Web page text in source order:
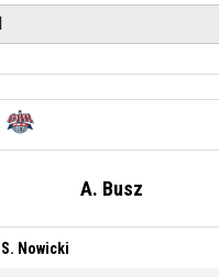
A. Busz
S. Nowicki